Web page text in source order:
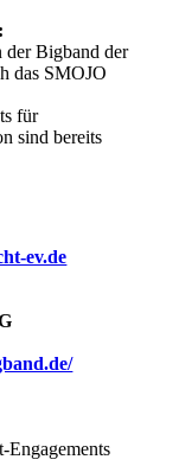
der Bigband der
das SMOJO
für
sind bereits
ev.de
Engagements